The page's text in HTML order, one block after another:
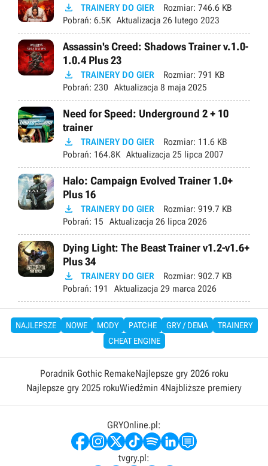
 TRAINERY DO GIER Rozmiar: 746.6 KB
Pobrań: 6.5K Aktualizacja 26 lutego 2023
Assassin's Creed: Shadows Trainer v.1.0-
1.0.4 Plus 23
 TRAINERY DO GIER Rozmiar: 791 KB
Pobrań: 230 Aktualizacja 8 maja 2025
Need for Speed: Underground 2 + 10
trainer
 TRAINERY DO GIER Rozmiar: 11.6 KB
Pobrań: 164.8K Aktualizacja 25 lipca 2007
Halo: Campaign Evolved Trainer 1.0+
Plus 16
 TRAINERY DO GIER Rozmiar: 919.7 KB
Pobrań: 15 Aktualizacja 26 lipca 2026
Dying Light: The Beast Trainer v1.2-v1.6+
Plus 34
 TRAINERY DO GIER Rozmiar: 902.7 KB
Pobrań: 191 Aktualizacja 29 marca 2026
NAJLEPSZE NOWE MODY PATCHE GRY / DEMA
TRAINERY
CHEAT ENGINE
Poradnik Gothic RemakeNajlepsze gry 2026 roku
Najlepsze gry 2025 rokuWiedźmin 4Najbliższe premiery
GRYOnline.pl:
tvgry.pl: